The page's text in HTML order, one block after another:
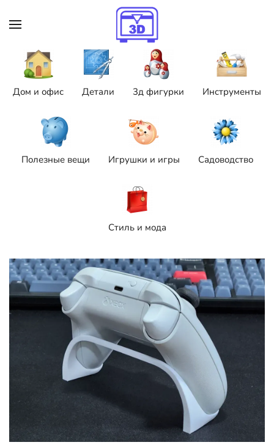
Skip to main content
Дом и офис Детали 3д фигурки Инструменты
Полезные вещи Игрушки и игры Садоводство
Стиль и мода